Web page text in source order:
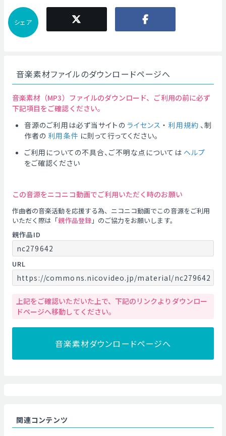
シェア
音楽素材ファイルのダウンロードページへ
音楽素材（MP3）ファイルのダウンロード、ご利用の前に必ず
下記項目をご確認ください。
音源のご利用は必ず当サイトの ライセンス ・ 利用規約 、制
作者の 利用条件 に則って行ってください。
ご利用についての不具合、ご不明な点については ヘルプ
をご確認ください
この音源をニコニコ動画でご利用いただく時のお願い
作曲者の音楽活動を応援する為、ニコニコ動画でこの音源をご利用
いただく際は「親作品登録」のご協力をお願いします。
親作品ID
nc279642
URL
https://commons.nicovideo.jp/material/nc279642
上記をご確認いただいた上で、下記のリンクよりダウンロー
ドページへ移動してください。
音楽素材ダウンロードページへ
関連コンテンツ